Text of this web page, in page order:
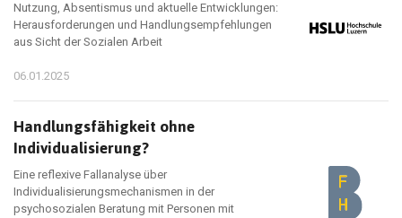
Nutzung, Absentismus und aktuelle Entwicklungen:
Herausforderungen und Handlungsempfehlungen
aus Sicht der Sozialen Arbeit
06.01.2025
Handlungsfähigkeit ohne
Individualisierung?
Eine reflexive Fallanalyse über
Individualisierungsmechanismen in der
psychosozialen Beratung mit Personen mit